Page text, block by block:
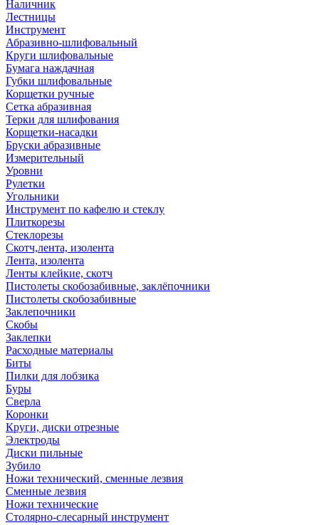
Наличник
Лестницы
Инструмент
Абразивно-шлифовальный
Круги шлифовальные
Бумага наждачная
Губки шлифовальные
Корщетки ручные
Сетка абразивная
Терки для шлифования
Корщетки-насадки
Бруски абразивные
Измерительный
Уровни
Рулетки
Угольники
Инструмент по кафелю и стеклу
Плиткорезы
Стеклорезы
Скотч,лента, изолента
Лента, изолента
Ленты клейкие, скотч
Пистолеты скобозабивные, заклёпочники
Пистолеты скобозабивные
Заклепочники
Скобы
Заклепки
Расходные материалы
Биты
Пилки для лобзика
Буры
Сверла
Коронки
Круги, диски отрезные
Электроды
Диски пильные
Зубило
Ножи технический, сменные лезвия
Сменные лезвия
Ножи технические
Столярно-слесарный инструмент